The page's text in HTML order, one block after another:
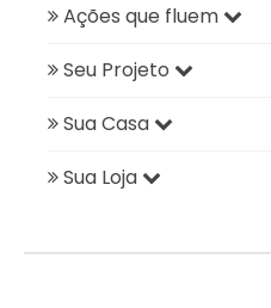
Ações que fluem
Seu Projeto
Sua Casa
Sua Loja